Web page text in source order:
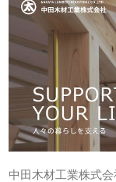
中田木材工業株式会